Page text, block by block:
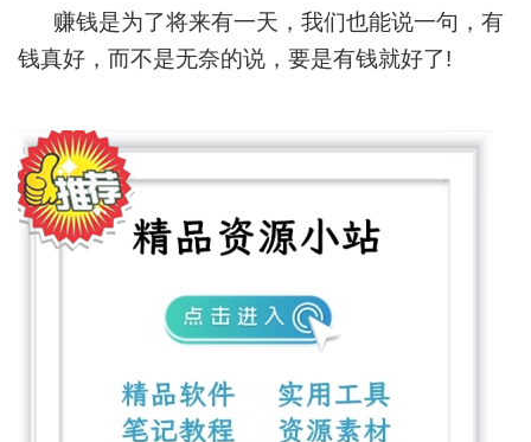
赚钱是为了将来有一天，我们也能说一句，有
钱真好，而不是无奈的说，要是有钱就好了!